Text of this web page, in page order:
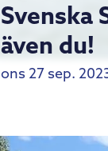
Svenska
även du!
ons 27 sep.